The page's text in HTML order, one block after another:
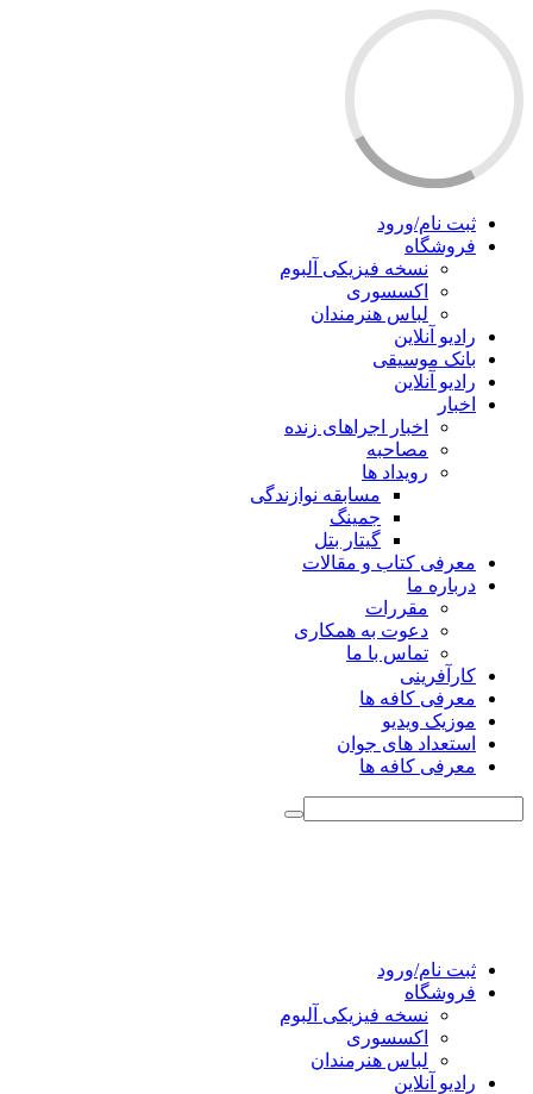
ثبت نام/ورود
فروشگاه
نسخه فیزیکی آلبوم
اکسسوری
لباس هنرمندان
رادیو آنلاین
بانک موسیقی
رادیو آنلاین
اخبار
اخبار اجراهای زنده
مصاحبه
رویداد ها
مسابقه نوازندگی
جمینگ
گیتار بتل
معرفی کتاب و مقالات
درباره ما
مقررات
دعوت به همکاری
تماس با ما
کارآفرینی
معرفی کافه ها
موزیک ویدیو
استعداد های جوان
معرفی کافه ها
ثبت نام/ورود
فروشگاه
نسخه فیزیکی آلبوم
اکسسوری
لباس هنرمندان
رادیو آنلاین